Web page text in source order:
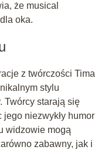
że musical
oka.
z twórczości Tima
stylu
Twórcy starają się
niezwykły humor
widzowie mogą
zabawny, jak i